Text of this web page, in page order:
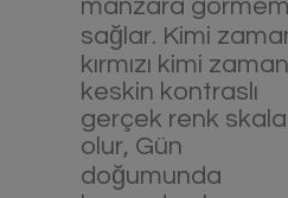
manzara
sağlar. Kimi
kırmızı kimi zaman
keskin kontraslı
gerçek renk
olur, Gün
doğumunda